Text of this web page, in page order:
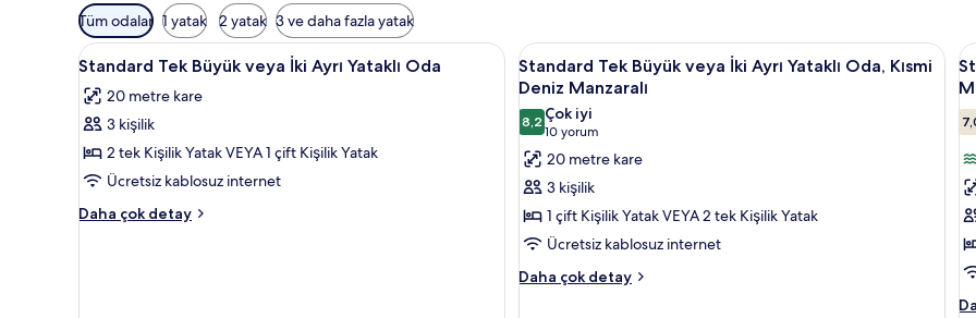
Odalar
için
mevcut
filtreler
Tüm odalar 1 yatak 2 yatak 3 ve daha fazla yatak
Standard
Tek
Büyük
veya
İki
Ayrı
Yataklı
Oda
Standard Tek Büyük veya İki Ayrı Yataklı Oda | Odada kasa, masa, ses yalıtımı, ütü/ütü masası
7
Standard Tek Büyük veya İki Ayrı Yataklı Oda
20 metre kare
3 kişilik
2 tek Kişilik Yatak VEYA 1 çift Kişilik Yatak
Ücretsiz kablosuz internet
Daha çok detay
Standard
Standard
Tek
Büyük
veya
İki
Ayrı
Yataklı
Oda,
Kısmi
Deniz
Odada kasa, masa, ses yalıtımı, ütü/ütü
6
Standard Tek Büyük veya İki Ayrı Yataklı Oda, Kısmi
Deniz Manzaralı
8,28,2 / 10
Çok iyi
10 yorum
(10
yorum)
20 metre kare
3 kişilik
1 çift Kişilik Yatak VEYA 2 tek Kişilik Yatak
Ücretsiz kablosuz internet
Daha çok detay
Standard